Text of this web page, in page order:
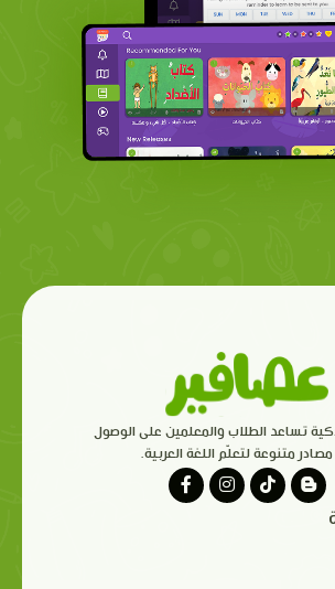
تساعد الطلاب والمعلمين على الوصول
مصادر متنوعة لتعلّم اللغة العربية.